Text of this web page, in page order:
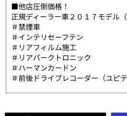
■他店圧倒価格！
正規ディーラー車２０１７モデル
＃禁煙車
＃インテリセーフテン
＃リアフィルム施工
＃リアパークトロニック
＃ハーマンカードン
＃前後ドライブレコーダー（ユピテ